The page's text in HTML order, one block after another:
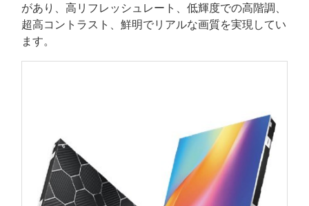
があり、高リフレッシュレート、低輝度での高階調、
超高コントラスト、鮮明でリアルな画質を実現してい
ます。